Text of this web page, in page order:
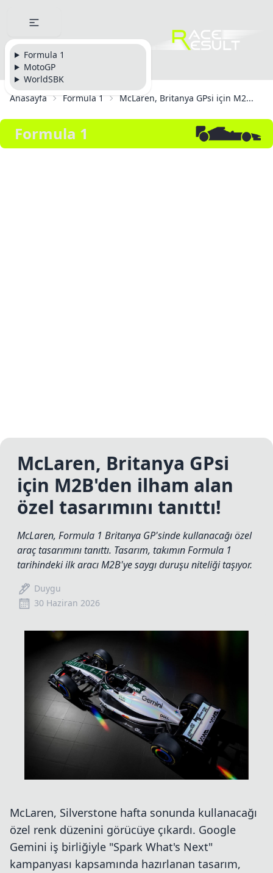
Formula 1
MotoGP
WorldSBK
Anasayfa
Formula 1 McLaren, Britanya GPsi için M2...
Formula 1
McLaren, Britanya GPsi
için M2B'den ilham alan
özel tasarımını tanıttı!
McLaren, Formula 1 Britanya GP'sinde kullanacağı özel
araç tasarımını tanıttı. Tasarım, takımın Formula 1
tarihindeki ilk aracı M2B'ye saygı duruşu niteliği taşıyor.
Duygu
30 Haziran 2026
McLaren, Silverstone hafta sonunda kullanacağı
özel renk düzenini görücüye çıkardı. Google
Gemini iş birliğiyle "Spark What's Next"
kampanyası kapsamında hazırlanan tasarım,